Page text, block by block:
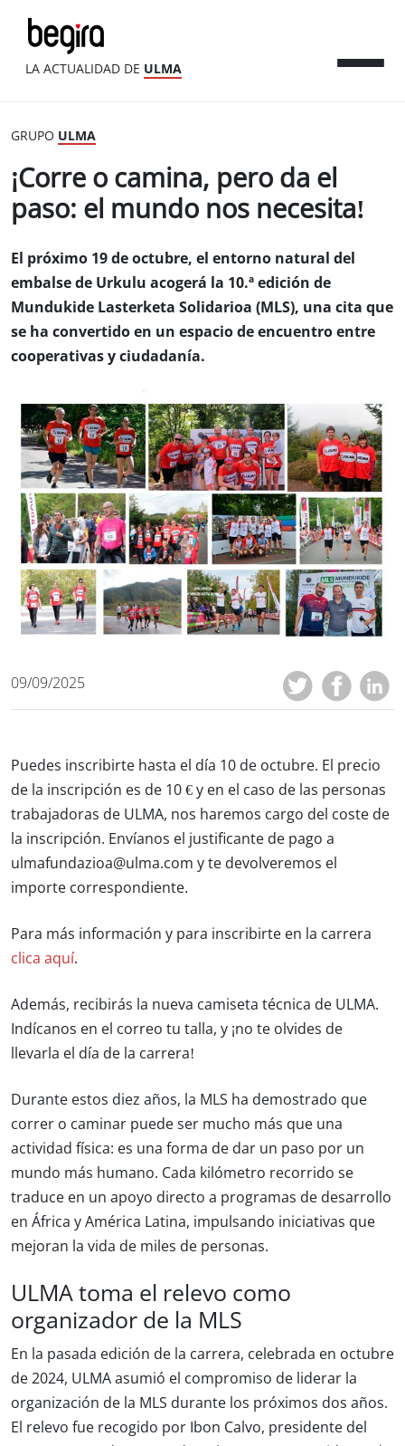
LA ACTUALIDAD DE ULMA
GRUPO ULMA
¡Corre o camina, pero da el
paso: el mundo nos necesita!
El próximo 19 de octubre, el entorno natural del
embalse de Urkulu acogerá la 10.ª edición de
Mundukide Lasterketa Solidarioa (MLS), una cita que
se ha convertido en un espacio de encuentro entre
cooperativas y ciudadanía.
09/09/2025
Puedes inscribirte hasta el día 10 de octubre. El precio
de la inscripción es de 10 € y en el caso de las personas
trabajadoras de ULMA, nos haremos cargo del coste de
la inscripción. Envíanos el justificante de pago a
ulmafundazioa@ulma.com y te devolveremos el
importe correspondiente.
Para más información y para inscribirte en la carrera
clica aquí.
Además, recibirás la nueva camiseta técnica de ULMA.
Indícanos en el correo tu talla, y ¡no te olvides de
llevarla el día de la carrera!
Durante estos diez años, la MLS ha demostrado que
correr o caminar puede ser mucho más que una
actividad física: es una forma de dar un paso por un
mundo más humano. Cada kilómetro recorrido se
traduce en un apoyo directo a programas de desarrollo
en África y América Latina, impulsando iniciativas que
mejoran la vida de miles de personas.
ULMA toma el relevo como
organizador de la MLS
En la pasada edición de la carrera, celebrada en octubre
de 2024, ULMA asumió el compromiso de liderar la
organización de la MLS durante los próximos dos años.
El relevo fue recogido por Ibon Calvo, presidente del